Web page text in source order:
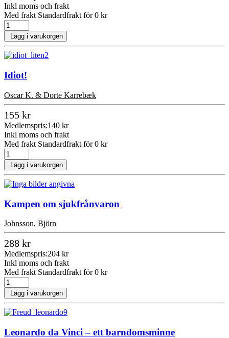
Inkl moms och frakt
Med frakt Standardfrakt för 0 kr
Lägg i varukorgen
Idiot!
Oscar K. & Dorte Karrebæk
155 kr
Medlemspris:140 kr
Inkl moms och frakt
Med frakt Standardfrakt för 0 kr
Lägg i varukorgen
Kampen om sjukfrånvaron
Johnsson, Björn
288 kr
Medlemspris:204 kr
Inkl moms och frakt
Med frakt Standardfrakt för 0 kr
Lägg i varukorgen
Leonardo da Vinci – ett barndomsminne